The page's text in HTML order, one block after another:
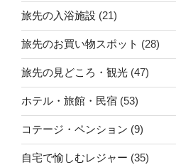
旅先の入浴施設 (21)
旅先のお買い物スポット (28)
旅先の見どころ・観光 (47)
ホテル・旅館・民宿 (53)
コテージ・ペンション (9)
自宅で愉しむレジャー (35)